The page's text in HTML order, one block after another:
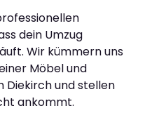
dein Umzug
Wir kümmern uns
Möbel und
Diekirch und stellen
ankommt.